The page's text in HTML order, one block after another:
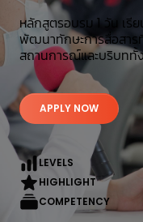
หลักสูตรอบรม 1 วัน เรี
พัฒนาทักษะการสื่อสาร
สถานการณ์และบริบททั้
APPLY NOW
LEVELS
HIGHLIGHT
COMPETENCY